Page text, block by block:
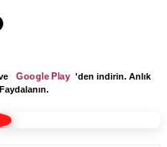
Google Play 'den indirin. Anlık